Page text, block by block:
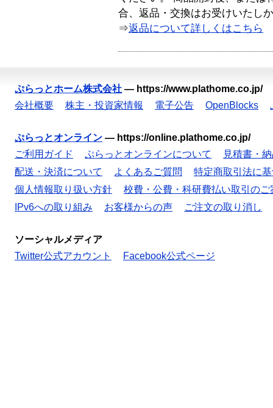
合、返品・交換はお受けいたし
⇒返品について詳しくはこちら
ぷらっとホーム株式会社 — https://www.plathome.co.jp/
会社概要
株主・投資家情報 電子公告 OpenBlocks
ぷらっとオンライン — https://online.plathome.co.jp/
ご利用ガイド
ぷらっとオンラインについて
見積書・
配送・決済について
よくあるご質問
特定商取引法に
個人情報取り扱い方針
校費・公費・科研費払い取引のご
IPv6への取り組み
お客様からの声 ご注文の取り消し
ソーシャルメディア
Twitter公式アカウント
Facebook公式ページ